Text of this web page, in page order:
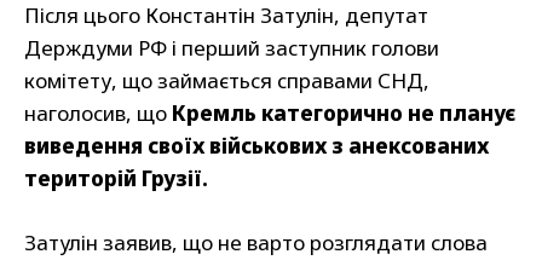
Після цього Константін Затулін, депутат
Держдуми РФ і перший заступник голови
комітету, що займається справами СНД,
наголосив, що Кремль категорично не планує
виведення своїх військових з анексованих
територій Грузії.
Затулін заявив, що не варто розглядати слова